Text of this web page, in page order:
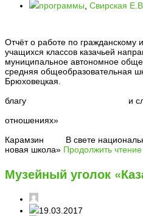
программы, Свирская
Отчёт о работе по гражданскому
учащихся классов казачьей
муниципальное автономное
средняя общеобразовательная
«Патриотизм
благу и славе
отношениях»
Н.
Карамзин В свете
новая школа» Продолжить чтение
Музейный уголок
19.03.2017